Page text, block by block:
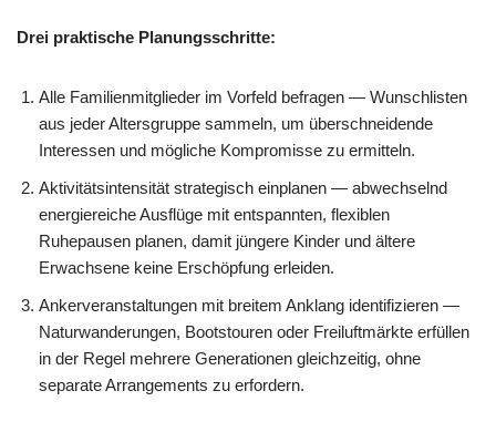
Drei praktische Planungsschritte:
Alle Familienmitglieder im Vorfeld befragen — Wunschlisten
aus jeder Altersgruppe sammeln, um überschneidende
Interessen und mögliche Kompromisse zu ermitteln.
Aktivitätsintensität strategisch einplanen — abwechselnd
energiereiche Ausflüge mit entspannten, flexiblen
Ruhepausen planen, damit jüngere Kinder und ältere
Erwachsene keine Erschöpfung erleiden.
Ankerveranstaltungen mit breitem Anklang identifizieren —
Naturwanderungen, Bootstouren oder Freiluftmärkte erfüllen
in der Regel mehrere Generationen gleichzeitig, ohne
separate Arrangements zu erfordern.